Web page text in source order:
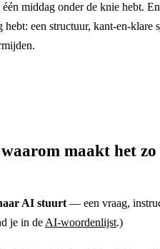
middag onder de knie hebt.
een structuur, kant-en-klare
maakt het zo
AI stuurt — een vraag,
je in de AI-woordenlijst.)